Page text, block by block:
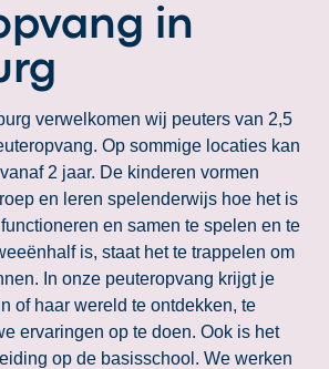
in
verwelkomen wij peuters van 2,5
Op sommige locaties kan
2 jaar. De kinderen vormen
en leren spelenderwijs hoe het is
en samen te spelen en te
is, staat het te trappelen om
In onze peuteropvang krijgt je
of haar wereld te ontdekken, te
ervaringen op te doen. Ook is het
op de basisschool. We werken